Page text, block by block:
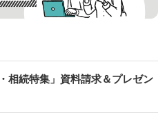
相続特集」資料請求＆プレゼン